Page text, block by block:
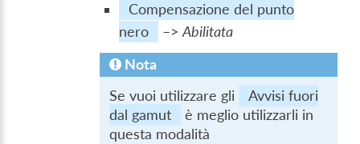
Compensazione del punto
nero
–>Abilitata
Nota
Se vuoi utilizzare gli
Avvisi fuori
dal gamut
è meglio utilizzarli in
questa modalità